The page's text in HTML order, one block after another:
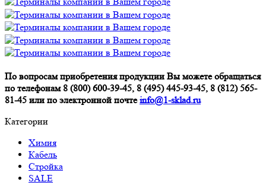
По вопросам приобретения продукции Вы можете обращаться
по телефонам 8 (800) 600-39-45, 8 (495) 445-93-45, 8 (812) 565-
81-45 или по электронной почтеinfo@1-sklad.ru
Категории
Химия
Кабель
Стройка
SALE